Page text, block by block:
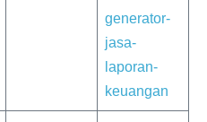
generator-
jasa-
laporan-
keuangan